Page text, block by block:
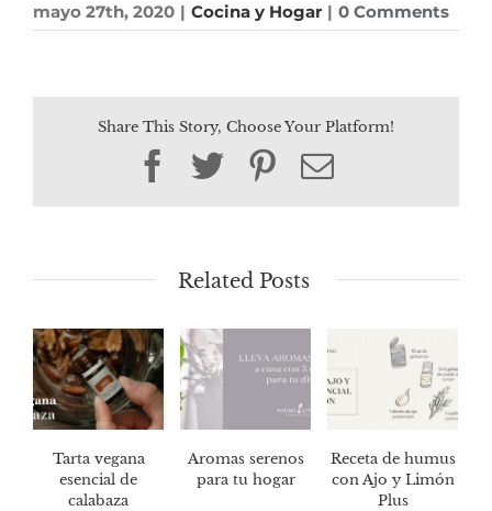
mayo 27th, 2020 | Cocina y Hogar | 0 Comments
Share This Story, Choose Your Platform!
Facebook
TwitterPinterest
Email
Related Posts
Tarta vegana
esencial de
calabaza
Aromas serenos
para tu hogar
Receta de humus
con Ajo y Limón
Plus